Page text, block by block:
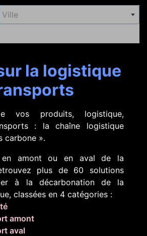
Ville
la logistique
vos produits, logistique,
: la chaîne logistique
carbone ».
amont ou en aval de la
plus de 60 solutions
à la décarbonation de la
classées en 4 catégories :
amont
aval